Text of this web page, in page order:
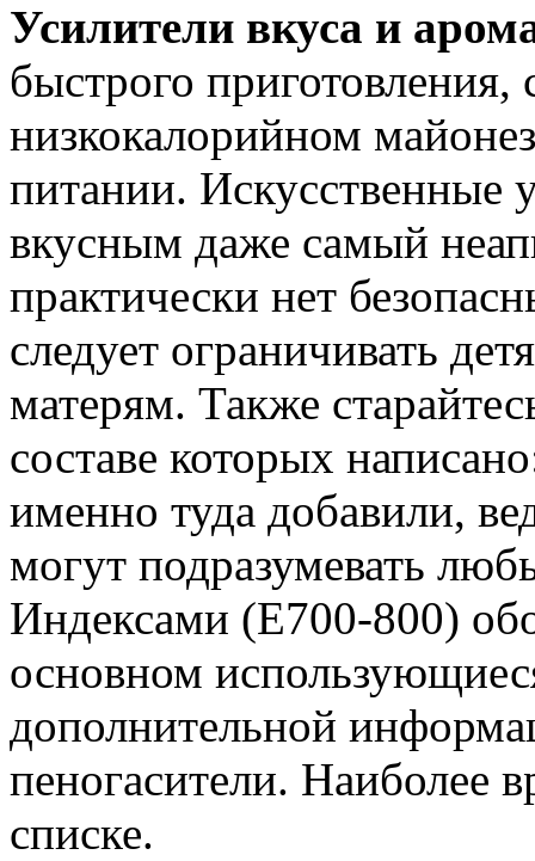
Усилители вкуса и
быстрого
низкокалорийном
питании. Искусственные
вкусным даже самый
практически нет
следует ограничивать
матерям. Также
составе которых
именно туда добавили,
могут подразумевать
Индексами (Е700-800)
основном
дополнительной
пеногасители. Наиболее
списке.